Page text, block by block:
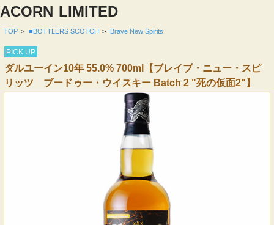
ACORN LIMITED
TOP > ■BOTTLERS SCOTCH > Brave New Spirits
PICK UP
ダルユーイン10年 55.0% 700ml【ブレイブ・ニュー・スピ
リッツ ブードゥー・ウイスキー Batch 2 "死の仮面2"】